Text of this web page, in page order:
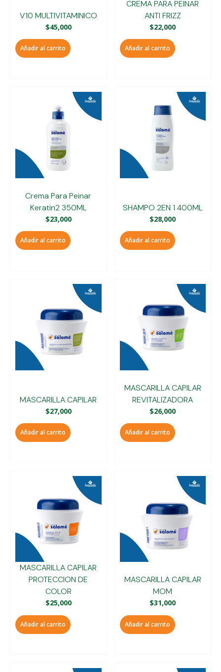
V10 MULTIVITAMINICO
$45,000
Añadir al carrito
CREMA PARA PEINAR
ANTI FRIZZ
$22,000
Añadir al carrito
Crema Para Peinar
Keratin2 350ML
$23,000
Añadir al carrito
SHAMPO 2EN 1 400ML
$28,000
Añadir al carrito
MASCARILLA CAPILAR
$27,000
Añadir al carrito
MASCARILLA CAPILAR
REVITALIZADORA
$26,000
Añadir al carrito
MASCARILLA CAPILAR
PROTECCION DE
COLOR
$25,000
Añadir al carrito
MASCARILLA CAPILAR
MOM
$31,000
Añadir al carrito